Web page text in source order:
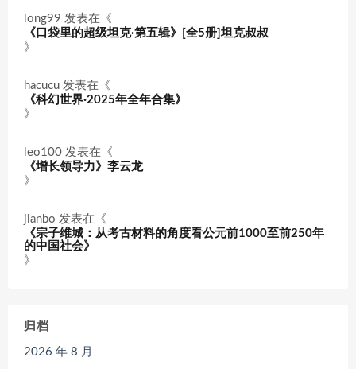
long99 发表在《
《口袋里的超级坦克·第五辑》[全5册]坦克叔叔
》
hacucu 发表在《
《科幻世界·2025年全年合集》
》
leo100 发表在《
《增长领导力》李云龙
》
jianbo 发表在《
《宗子维城：从考古材料的角度看公元前1000至前250年
的中国社会》
》
归档
2026 年 8 月